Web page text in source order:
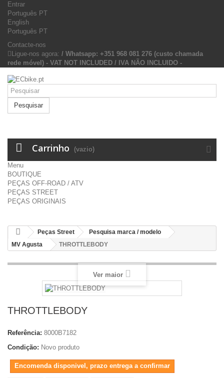
Entrar
Português PT
English
Português PT
Contacte-nos
Ligue-nos agora: / Whatsapp: +351 968 081 276 (custo chamada
rede móvel) - VAT NOT INCLUDED / IVA NÃO INCLUIDO -
Pesquisar
Carrinho (vazio)
Menu
BOUTIQUE
PEÇAS OFF-ROAD / ATV
PEÇAS STREET
PEÇAS ORIGINAIS
Peças Street
Pesquisa marca / modelo
MV Agusta
THROTTLEBODY
Ver maior
THROTTLEBODY
Referência: 8000B7182
Condição: Novo produto
Encomenda disponivel, prazo entrega a confirmar